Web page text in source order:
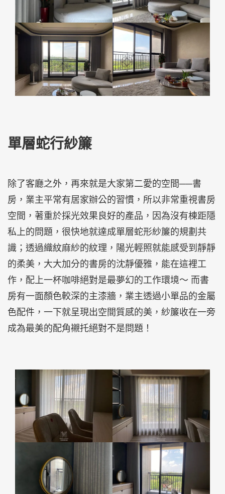
單層蛇行紗簾
除了客廳之外，再來就是大家第二愛的空間──書
房，業主平常有居家辦公的習慣，所以非常重視書房
空間，著重於採光效果良好的產品，因為沒有棟距隱
私上的問題，很快地就達成單層蛇形紗簾的規劃共
識；透過織紋麻紗的紋理，陽光輕照就能感受到靜靜
的柔美，大大加分的書房的沈靜優雅，能在這裡工
作，配上一杯咖啡絕對是最夢幻的工作環境～ 而書
房有一面顏色較深的主漆牆，業主透過小單品的金屬
色配件，一下就呈現出空間質感的美，紗簾收在一旁
成為最美的配角襯托絕對不是問題！